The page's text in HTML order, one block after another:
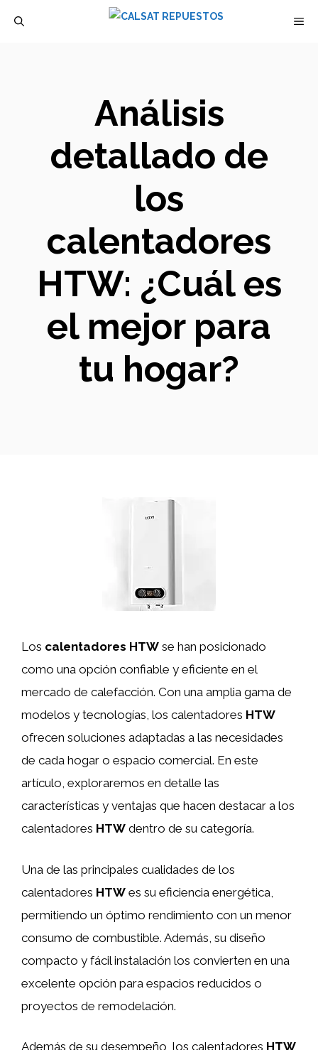
Análisis
detallado de
los
calentadores
HTW: ¿Cuál es
el mejor para
tu hogar?
Los calentadores HTW se han posicionado
como una opción confiable y eficiente en el
mercado de calefacción. Con una amplia gama de
modelos y tecnologías, los calentadores HTW
ofrecen soluciones adaptadas a las necesidades
de cada hogar o espacio comercial. En este
artículo, exploraremos en detalle las
características y ventajas que hacen destacar a los
calentadores HTW dentro de su categoría.
Una de las principales cualidades de los
calentadores HTW es su eficiencia energética,
permitiendo un óptimo rendimiento con un menor
consumo de combustible. Además, su diseño
compacto y fácil instalación los convierten en una
excelente opción para espacios reducidos o
proyectos de remodelación.
Además de su desempeño, los calentadores HTW